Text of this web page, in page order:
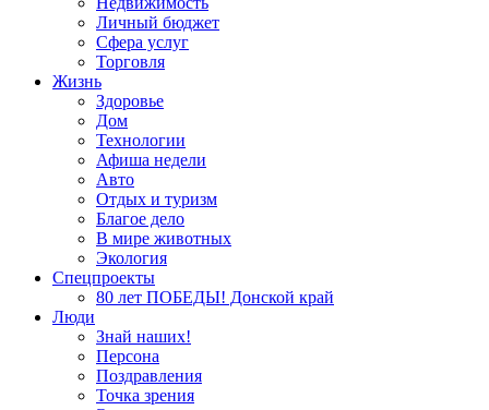
Личный бюджет
Сфера услуг
Торговля
Жизнь
Здоровье
Дом
Технологии
Афиша недели
Авто
Отдых и туризм
Благое дело
В мире животных
Экология
Спецпроекты
80 лет ПОБЕДЫ! Донской край
Люди
Знай наших!
Персона
Поздравления
Точка зрения